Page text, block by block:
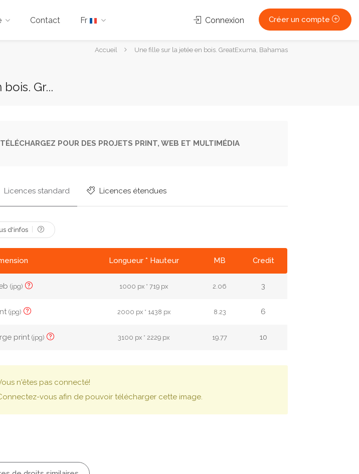
Contact Fr Connexion Créer un compte
VousAccueil Une fille sur la jetée en bois. GreatExuma, Bahamas
Gr...
TÉLÉCHARGEZ POUR DES PROJETS PRINT, WEB ET MULTIMÉDIA
Licences standard Licences étendues
d'infos
Longueur * Hauteur MB Credit
(jpg) 1000 px * 719 px 2.06 3
(jpg) 2000 px * 1438 px 8.23 6
print(jpg) 3100 px * 2229 px 19.77 10
n'êtes pas connecté!
vous afin de pouvoir télécharger cette image.